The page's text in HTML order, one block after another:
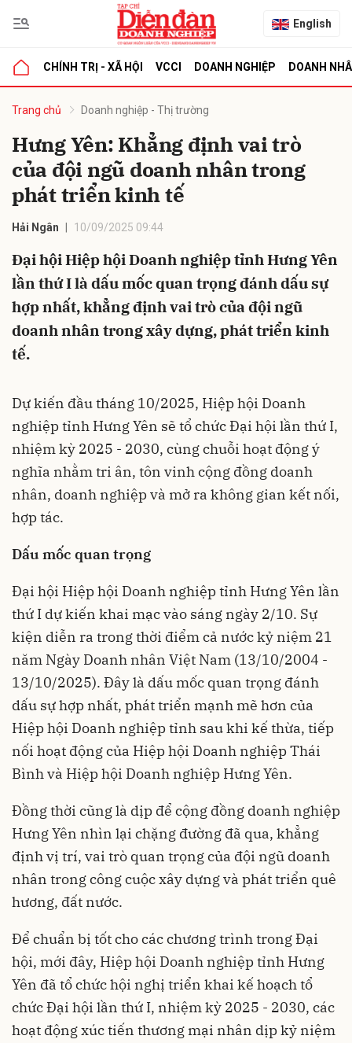
English
CHÍNH TRỊ - XÃ HỘI VCCI DOANH NGHIỆP DOANH
Trang chủ Doanh nghiệp - Thị trường
Hưng Yên: Khẳng định vai trò
của đội ngũ doanh nhân trong
phát triển kinh tế
Hải Ngân 10/09/2025 09:44
Đại hội Hiệp hội Doanh nghiệp tỉnh Hưng Yên
lần thứ I là dấu mốc quan trọng đánh dấu sự
hợp nhất, khẳng định vai trò của đội ngũ
doanh nhân trong xây dựng, phát triển kinh
tế.
Dự kiến đầu tháng 10/2025, Hiệp hội Doanh
nghiệp tỉnh Hưng Yên sẽ tổ chức Đại hội lần thứ I,
nhiệm kỳ 2025 - 2030, cùng chuỗi hoạt động ý
nghĩa nhằm tri ân, tôn vinh cộng đồng doanh
nhân, doanh nghiệp và mở ra không gian kết nối,
hợp tác.
Dấu mốc quan trọng
Đại hội Hiệp hội Doanh nghiệp tỉnh Hưng Yên lần
thứ I dự kiến khai mạc vào sáng ngày 2/10. Sự
kiện diễn ra trong thời điểm cả nước kỷ niệm 21
năm Ngày Doanh nhân Việt Nam (13/10/2004 -
13/10/2025). Đây là dấu mốc quan trọng đánh
dấu sự hợp nhất, phát triển mạnh mẽ hơn của
Hiệp hội Doanh nghiệp tỉnh sau khi kế thừa, tiếp
nối hoạt động của Hiệp hội Doanh nghiệp Thái
Bình và Hiệp hội Doanh nghiệp Hưng Yên.
Đồng thời cũng là dịp để cộng đồng doanh nghiệp
Hưng Yên nhìn lại chặng đường đã qua, khẳng
định vị trí, vai trò quan trọng của đội ngũ doanh
nhân trong công cuộc xây dựng và phát triển quê
hương, đất nước.
Để chuẩn bị tốt cho các chương trình trong Đại
hội, mới đây, Hiệp hội Doanh nghiệp tỉnh Hưng
Yên đã tổ chức hội nghị triển khai kế hoạch tổ
chức Đại hội lần thứ I, nhiệm kỳ 2025 - 2030, các
hoạt động xúc tiến thương mại nhân dịp kỷ niệm
luận
Hủy